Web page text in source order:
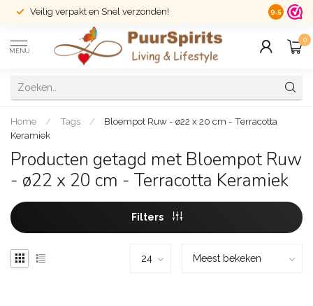
Veilig verpakt en Snel verzonden! 14 dagen
9.5
MENU
0
Home / Tags /
Bloempot Ruw - ø22 x 20 cm - Terracotta
Keramiek
Producten getagd met Bloempot Ruw
- ø22 x 20 cm - Terracotta Keramiek
Filters